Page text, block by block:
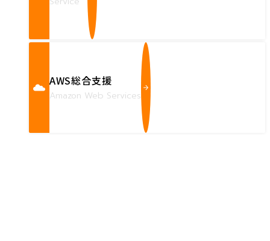
AWS総合支援
Amazon Web Services